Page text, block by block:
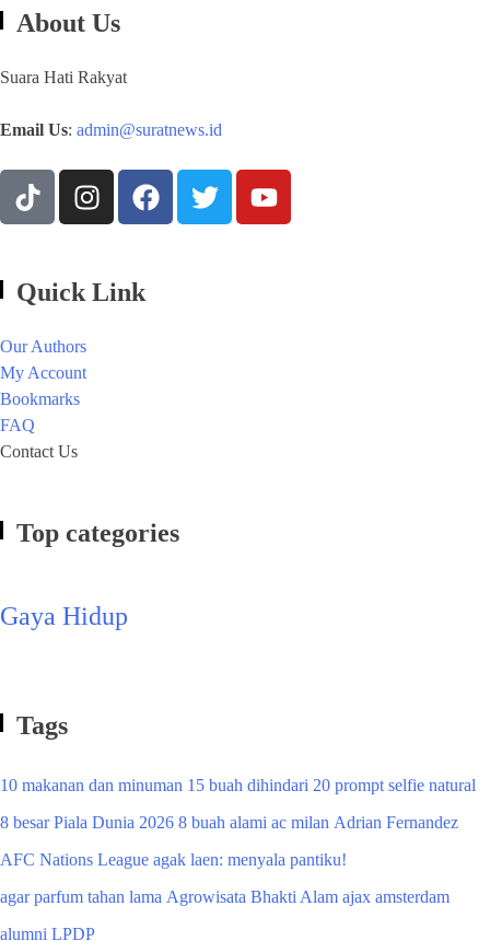
About Us
Suara Hati Rakyat
Email Us: admin@suratnews.id
Quick Link
Our Authors
My Account
Bookmarks
FAQ
Contact Us
Top categories
Gaya Hidup
Tags
10 makanan dan minuman 15 buah dihindari 20 prompt selfie natural
8 besar Piala Dunia 2026 8 buah alami ac milan Adrian Fernandez
AFC Nations League agak laen: menyala pantiku!
agar parfum tahan lama Agrowisata Bhakti Alam ajax amsterdam
alumni LPDP